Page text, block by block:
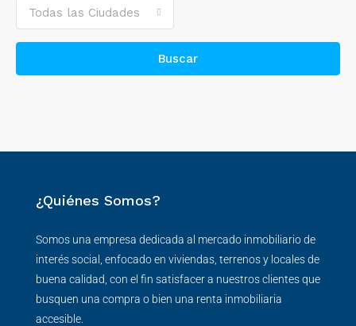
Todas las Ciudades
Buscar
¿Quiénes Somos?
Somos una empresa dedicada al mercado inmobiliario de
interés social, enfocado en viviendas, terrenos y locales de
buena calidad, con el fin satisfacer a nuestros clientes que
busquen una compra o bien una renta inmobiliaria
accesible.